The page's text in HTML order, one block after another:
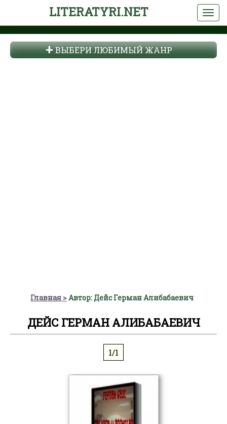
LITERATYRI.NET
ВЫБЕРИ ЛЮБИМЫЙ ЖАНР
Главная Автор: Дейс Герман Алибабаевич
ДЕЙС ГЕРМАН АЛИБАБАЕВИЧ
1/1